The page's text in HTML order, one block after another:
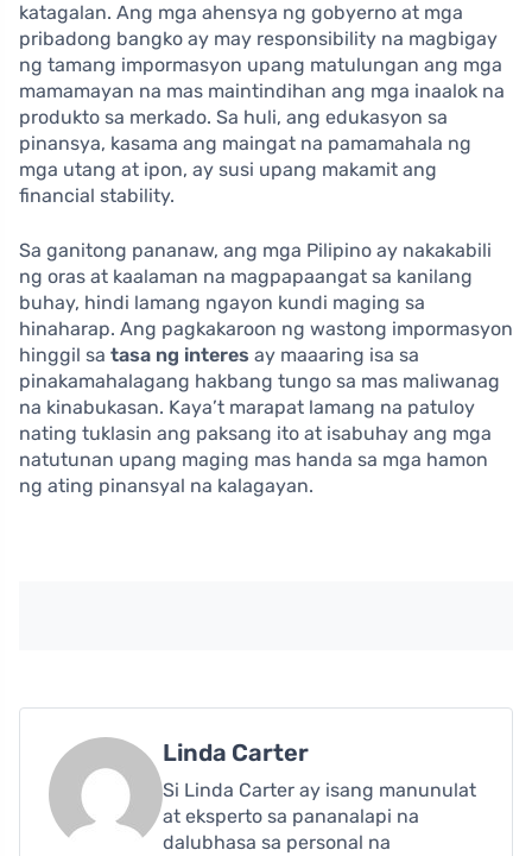
katagalan. Ang mga ahensya ng gobyerno at mga
pribadong bangko ay may responsibility na magbigay
ng tamang impormasyon upang matulungan ang mga
mamamayan na mas maintindihan ang mga inaalok na
produkto sa merkado. Sa huli, ang edukasyon sa
pinansya, kasama ang maingat na pamamahala ng
mga utang at ipon, ay susi upang makamit ang
financial stability.
Sa ganitong pananaw, ang mga Pilipino ay nakakabili
ng oras at kaalaman na magpapaangat sa kanilang
buhay, hindi lamang ngayon kundi maging sa
hinaharap. Ang pagkakaroon ng wastong impormasyon
hinggil sa tasa ng interes ay maaaring isa sa
pinakamahalagang hakbang tungo sa mas maliwanag
na kinabukasan. Kaya’t marapat lamang na patuloy
nating tuklasin ang paksang ito at isabuhay ang mga
natutunan upang maging mas handa sa mga hamon
ng ating pinansyal na kalagayan.
Linda Carter
Si Linda Carter ay isang manunulat
at eksperto sa pananalapi na
dalubhasa sa personal na